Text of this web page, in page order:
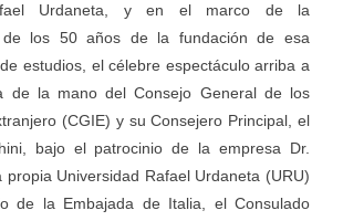
Urdaneta, y en el marco de la
de los 50 años de la fundación de esa
estudios, el célebre espectáculo arriba a
de la mano del Consejo General de los
(CGIE) y su Consejero Principal, el
bajo el patrocinio de la empresa Dr.
propia Universidad Rafael Urdaneta (URU)
de la Embajada de Italia, el Consulado